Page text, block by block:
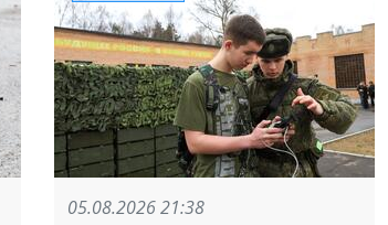
05.08.2026 21:38